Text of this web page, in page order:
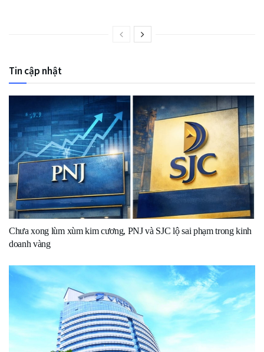
Tin cập nhật
Chưa xong lùm xùm kim cương, PNJ và SJC lộ sai phạm trong kinh
doanh vàng